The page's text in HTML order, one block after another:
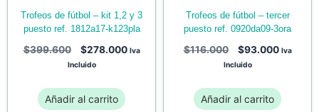
trofeos de fútbol – kit 1,2 y 3
puesto ref. 1812a17-k123pla
$399.600 $278.000 Iva
Incluido
Añadir al carrito
trofeos de fútbol – tercer
puesto ref. 0920da09-3ora
$116.000 $93.000 Iva
Incluido
Añadir al carrito